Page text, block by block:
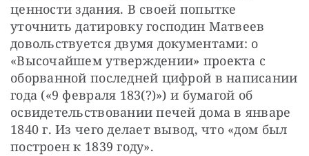
ценности здания. В своей попытке
уточнить датировку господин Матвеев
довольствуется двумя документами: о
«Высочайшем утверждении» проекта с
оборванной последней цифрой в написании
года («9 февраля 183(?)») и бумагой об
освидетельствовании печей дома в январе
1840 г. Из чего делает вывод, что «дом был
построен к 1839 году».